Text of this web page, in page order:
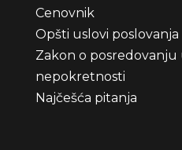
Cenovnik
Opšti uslovi poslovanja
Zakon o
nepokretnosti
Najčešća pitanja